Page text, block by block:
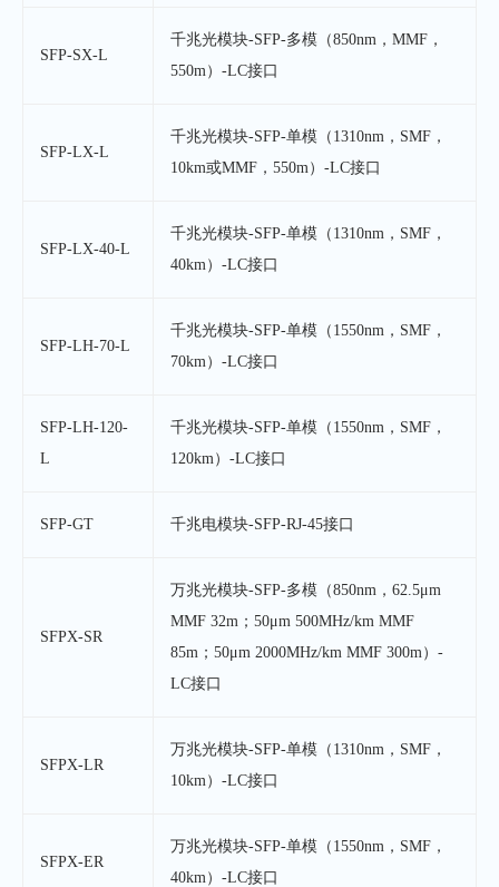
SFP-SX-L
千兆光模块-SFP-多模（850nm，MMF，
550m）-LC接口
SFP-LX-L
千兆光模块-SFP-单模（1310nm，SMF，
10km或MMF，550m）-LC接口
SFP-LX-40-L
千兆光模块-SFP-单模（1310nm，SMF，
40km）-LC接口
SFP-LH-70-L
千兆光模块-SFP-单模（1550nm，SMF，
70km）-LC接口
SFP-LH-120-
L
千兆光模块-SFP-单模（1550nm，SMF，
120km）-LC接口
SFP-GT 千兆电模块-SFP-RJ-45接口
SFPX-SR
万兆光模块-SFP-多模（850nm，62.5μm
MMF 32m；50μm 500MHz/km MMF
85m；50μm 2000MHz/km MMF 300m）-
LC接口
SFPX-LR
万兆光模块-SFP-单模（1310nm，SMF，
10km）-LC接口
SFPX-ER
万兆光模块-SFP-单模（1550nm，SMF，
40km）-LC接口